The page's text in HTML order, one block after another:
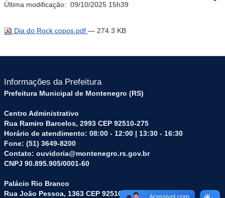
Última modificação: 09/10/2025 15h39
Dia do Rock copos.pdf — 274.3 KB
Informações da Prefeitura
Prefeitura Municipal de Montenegro (RS)
Centro Administrativo
Rua Ramiro Barcelos, 2993 CEP 92510-275
Horário de atendimento: 08:00 - 12:00 | 13:30 - 16:30
Fone: (51) 3649-8200
Contato: ouvidoria@montenegro.rs.gov.br
CNPJ 90.895.905/0001-60
Palácio Rio Branco
Rua João Pessoa, 1363 CEP 92510-045